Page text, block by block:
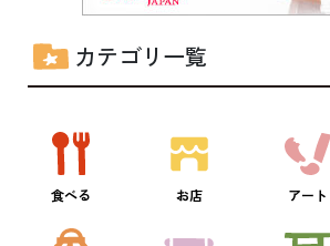
カテゴリ一覧
食べる お店 アート